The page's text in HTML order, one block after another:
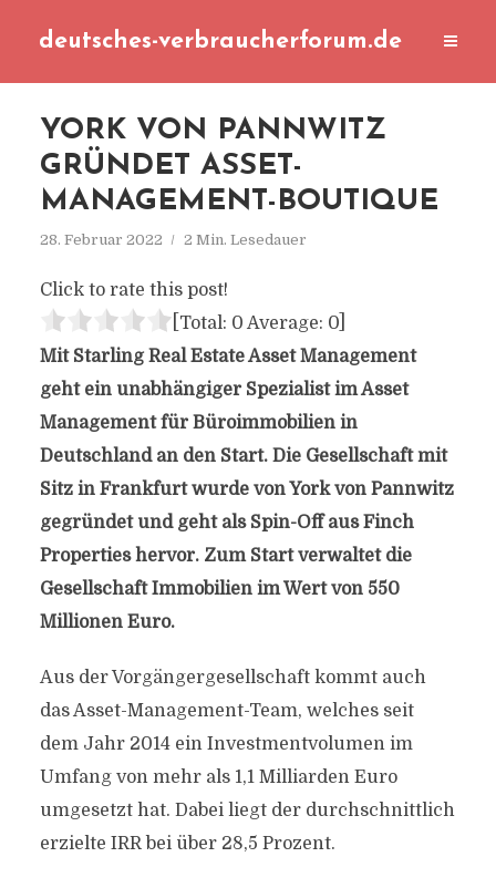
deutsches-verbraucherforum.de
YORK VON PANNWITZ
GRÜNDET ASSET-
MANAGEMENT-BOUTIQUE
28. Februar 2022 2 Min. Lesedauer
Click to rate this post!
[Total: 0 Average: 0]
Mit Starling Real Estate Asset Management
geht ein unabhängiger Spezialist im Asset
Management für Büroimmobilien in
Deutschland an den Start. Die Gesellschaft mit
Sitz in Frankfurt wurde von York von Pannwitz
gegründet und geht als Spin-Off aus Finch
Properties hervor. Zum Start verwaltet die
Gesellschaft Immobilien im Wert von 550
Millionen Euro.
Aus der Vorgängergesellschaft kommt auch
das Asset-Management-Team, welches seit
dem Jahr 2014 ein Investmentvolumen im
Umfang von mehr als 1,1 Milliarden Euro
umgesetzt hat. Dabei liegt der durchschnittlich
erzielte IRR bei über 28,5 Prozent.